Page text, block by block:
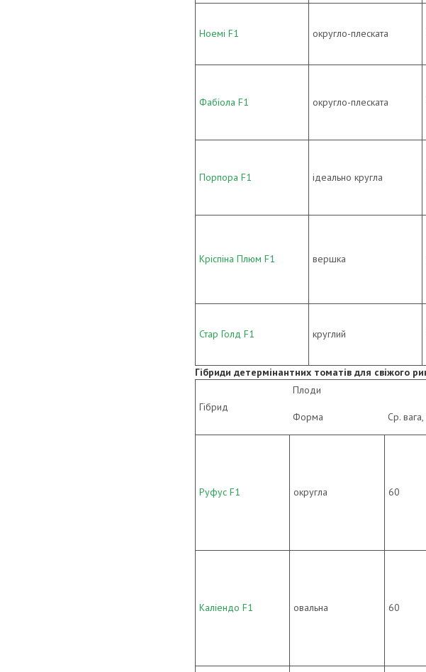
Ноемі F1 округло-плеската
Фабіола F1 округло-плеската
Порпора F1 ідеально кругла
Кріспіна Плюм F1 вершка
Стар Голд F1 круглий
Гібриди детермінантних томатів для свіжого
Гібрид
Плоди
Форма Cр. вага,
Руфус F1 округла 60
Каліендо F1 овальна 60